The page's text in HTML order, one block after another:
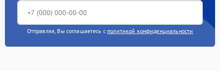
Отправляя, Вы соглашаетесь с политикой конфиденциальности